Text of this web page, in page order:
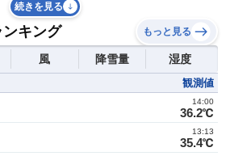
続きを見る
キング もっと見る
風 降雪量 湿度
観測値
36.2℃
14:00
35.4℃
13:13